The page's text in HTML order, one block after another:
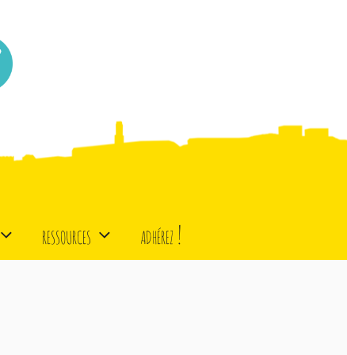
ressources adhérez !